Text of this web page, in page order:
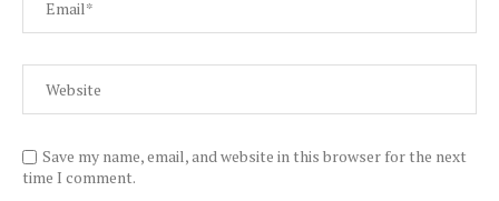
Save my name, email, and website in this browser for the next
time I comment.